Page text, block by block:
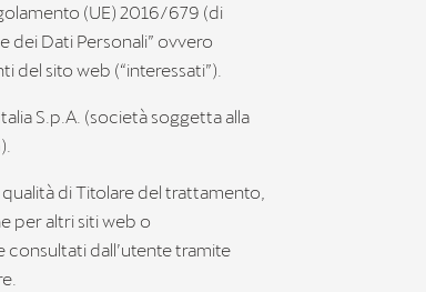
(UE) 2016/679 (di
dei Dati Personali” ovvero
del sito web (“interessati”).
S.p.A. (società soggetta alla
qualità di Titolare del trattamento,
per altri siti web o
dall’utente tramite